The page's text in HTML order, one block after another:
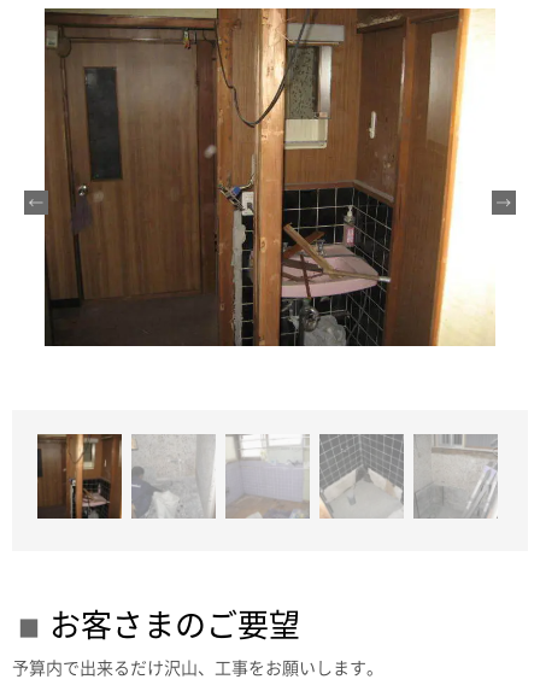
お客さまのご要望
予算内で出来るだけ沢山、工事をお願いします。